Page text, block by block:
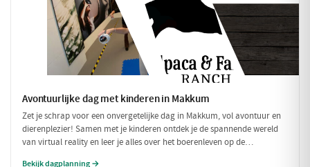
Avontuurlijke dag met kinderen in Makkum
Zet je schrap voor een onvergetelijke dag in Makkum, vol avontuur en
dierenplezier! Samen met je kinderen ontdek je de spannende wereld
van virtual reality en leer je alles over het boerenleven op de
Bekijk dagplanning →